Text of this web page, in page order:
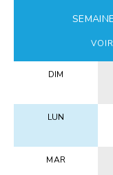
DIM
LUN
MAR